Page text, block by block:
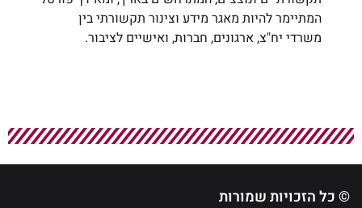
המתיימר להיות מאגר מידע וצינור תקשורתי בין
משרדי יח"צ, ארגונים, חברות, ואישיים לציבור.
© כל הזכויות שמורות